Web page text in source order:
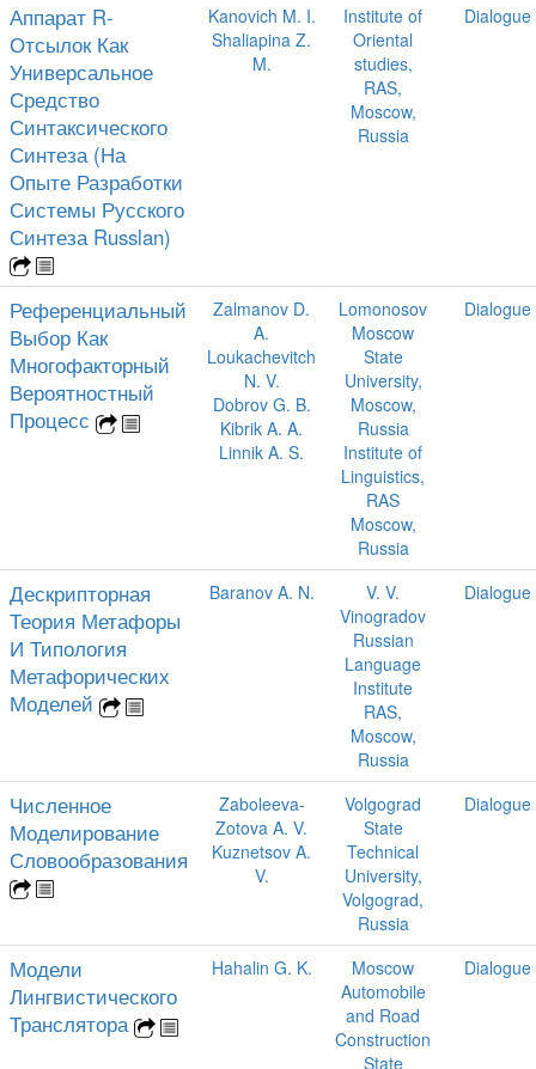
Аппарат R-
Отсылок Как
Универсальное
Средство
Синтаксического
Синтеза (На
Опыте Разработки
Системы Русского
Синтеза Russlan)
Kanovich M. I.
Shaliapina Z.
M.
Institute of
Oriental
studies,
RAS,
Moscow,
Russia
Dialogue
Референциальный
Выбор Как
Многофакторный
Вероятностный
Процесс
Zalmanov D.
A.
Loukachevitch
N. V.
Dobrov G. B.
Kibrik A. A.
Linnik A. S.
Lomonosov
Moscow
State
University,
Moscow,
Russia
Institute of
Linguistics,
RAS
Moscow,
Russia
Dialogue
Дескрипторная
Теория Метафоры
И Типология
Метафорических
Моделей
Baranov A. N.
V. V.
Vinogradov
Russian
Language
Institute
RAS,
Moscow,
Russia
Dialogue
Численное
Моделирование
Словообразования
Zaboleeva-
Zotova A. V.
Kuznetsov A.
V.
Volgograd
State
Technical
University,
Volgograd,
Russia
Dialogue
Модели
Лингвистического
Транслятора
Hahalin G. K.
Moscow
Automobile
and Road
Construction
State
Dialogue